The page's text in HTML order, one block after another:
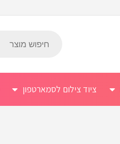
ציוד צילום לסמארטפון